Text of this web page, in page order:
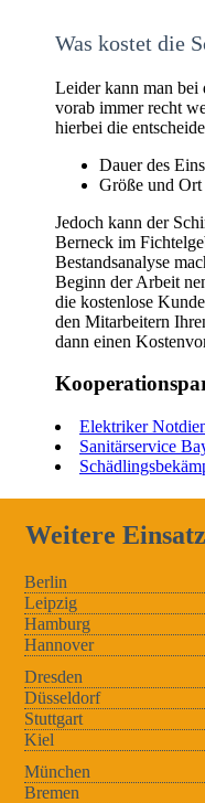
Was kostet die
Leider kann man bei
vorab immer recht
hierbei die
Dauer des
Größe und Ort
Jedoch kann der
Berneck im
Bestandsanalyse
Beginn der Arbeit
die kostenlose
den Mitarbeitern
dann einen
Elektriker
Sanitärservice
Weitere
Berlin
Leipzig
Hamburg
Hannover
Dresden
Düsseldorf
Stuttgart
Kiel
München
Bremen